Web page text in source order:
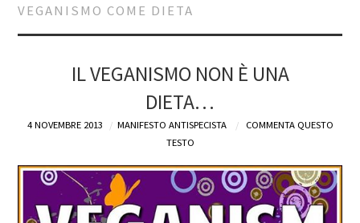
ACQUISTALO
BLOG
VEGANISMO COME DIETA
IL VEGANISMO NON È UNA
DIETA…
4 NOVEMBRE 2013 MANIFESTO ANTISPECISTA
COMMENTA QUESTO
TESTO